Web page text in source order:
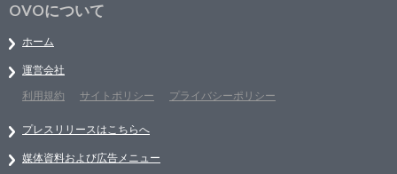
OVOについて
ホーム
運営会社
利用規約
サイトポリシー プライバシーポリシー
プレスリリースはこちらへ
媒体資料および広告メニュー